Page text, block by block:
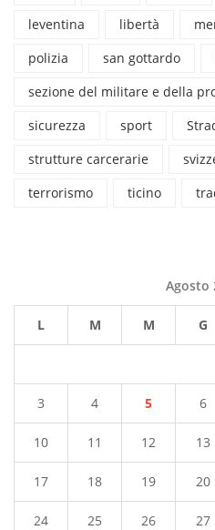
leventina
libertà
polizia
san gottardo
sezione del militare e della
sicurezza
sport
strutture carcerarie
terrorismo
ticino
Agosto
L M M G
3 4 5 6
10 11 12 13
17 18 19 20
24 25 26 27